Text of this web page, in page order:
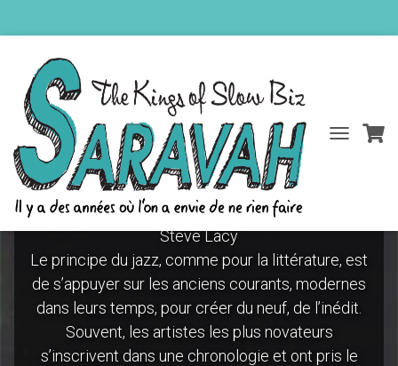
DÉPLIER
Steve Lacy
ue / Steve Lacy
Steve Lacy
Le principe du jazz, comme pour la littérature, est
de s’appuyer sur les anciens courants, modernes
dans leurs temps, pour créer du neuf, de l’inédit.
Souvent, les artistes les plus novateurs
s’inscrivent dans une chronologie et ont pris le